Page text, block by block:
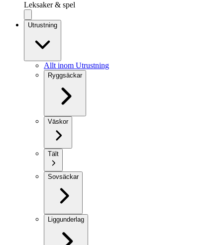
Leksaker & spel
Utrustning
Allt inom Utrustning
Ryggsäckar
Väskor
Tält
Sovsäckar
Liggunderlag